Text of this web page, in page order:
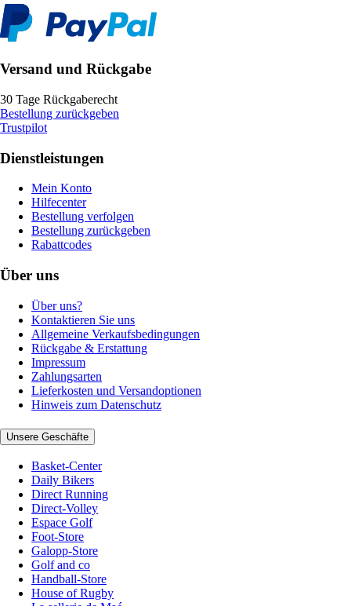
Versand und Rückgabe
30 Tage Rückgaberecht
Bestellung zurückgeben
Trustpilot
Dienstleistungen
Mein Konto
Hilfecenter
Bestellung verfolgen
Bestellung zurückgeben
Rabattcodes
Über uns
Über uns?
Kontaktieren Sie uns
Allgemeine Verkaufsbedingungen
Rückgabe & Erstattung
Impressum
Zahlungsarten
Lieferkosten und Versandoptionen
Hinweis zum Datenschutz
Unsere Geschäfte
Basket-Center
Daily Bikers
Direct Running
Direct-Volley
Espace Golf
Foot-Store
Galopp-Store
Golf and co
Handball-Store
House of Rugby